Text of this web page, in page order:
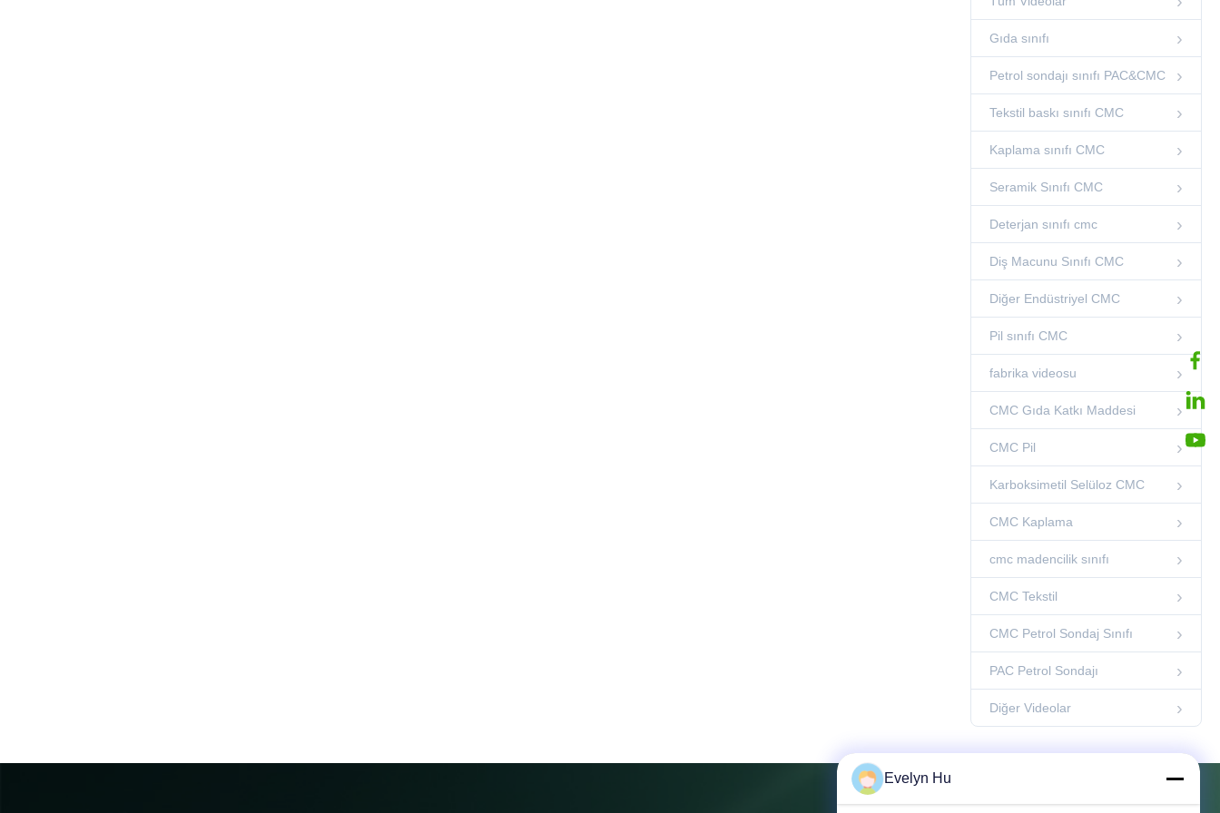
Ekmek Kullanımı
CMC
İyi ve Yüksek
Viskositesi
CMC
00:12
00:14
Yükleme kabı
Diğer Videolar
01:25
Form
fabrika videosu
Gıda sınıfı
Petrol sondajı sınıfı PAC&CMC
Tekstil baskı sınıfı CMC
Kaplama sınıfı CMC
Seramik Sınıfı CMC
Deterjan sınıfı cmc
Diş Macunu Sınıfı CMC
Diğer Endüstriyel CMC
Pil sınıfı CMC
fabrika videosu
CMC Gıda Katkı Maddesi
CMC Pil
Karboksimetil Selüloz CMC
CMC Kaplama
cmc madencilik sınıfı
CMC Tekstil
CMC Petrol Sondaj Sınıfı
PAC Petrol Sondajı
Diğer Videolar
Evelyn Hu